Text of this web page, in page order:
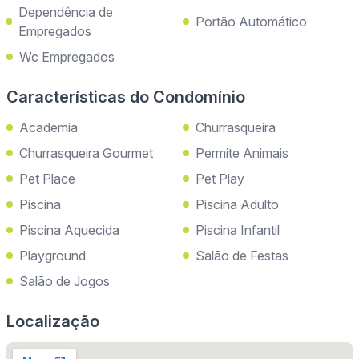
Dependência de
Empregados
Portão Automático
Wc Empregados
Características do Condomínio
Academia
Churrasqueira
Churrasqueira Gourmet
Permite Animais
Pet Place
Pet Play
Piscina
Piscina Adulto
Piscina Aquecida
Piscina Infantil
Playground
Salão de Festas
Salão de Jogos
Localização